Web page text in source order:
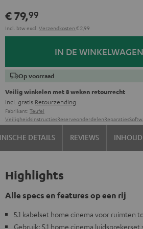
€ 79,99
Incl. btwexcl. Verzendkosten € 2,99
IN DE WINKELWAGEN
Op voorraad
Veilig winkelen met 8 weken retourrecht
incl. gratis Retourzending
Fabrikant: Teufel
VeiligheidsinstructiesReserveonderdelenReparaties
DETAILS REVIEWS INHOUD
Highlights
Alle specs en features op een rij
5.1 kabelset home cinema voor ruimten
Gebruik: 5.1 home cinema luidsprekerset